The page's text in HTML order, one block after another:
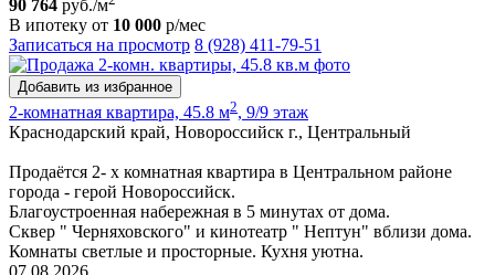
90 764 руб./м
В ипотеку от 10 000 р/мес
Записаться на просмотр 8 (928) 411-79-51
Добавить из избранное
2-комнатная квартира, 45.8 м2, 9/9 этаж
Краснодарский край, Новороссийск г., Центральный
Продаётся 2- х комнатная квартира в Центральном районе
города - герой Новороссийск.
Благоустроенная набережная в 5 минутах от дома.
Сквер " Черняховского" и кинотеатр " Нептун" вблизи дома.
Комнаты светлые и просторные. Кухня уютна.